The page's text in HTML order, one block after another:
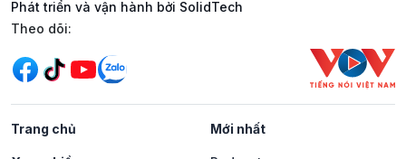
Phát triển và vận hành bởi SolidTech
Mạng xã hội
Theo dõi:
Trang chủ Mới nhất